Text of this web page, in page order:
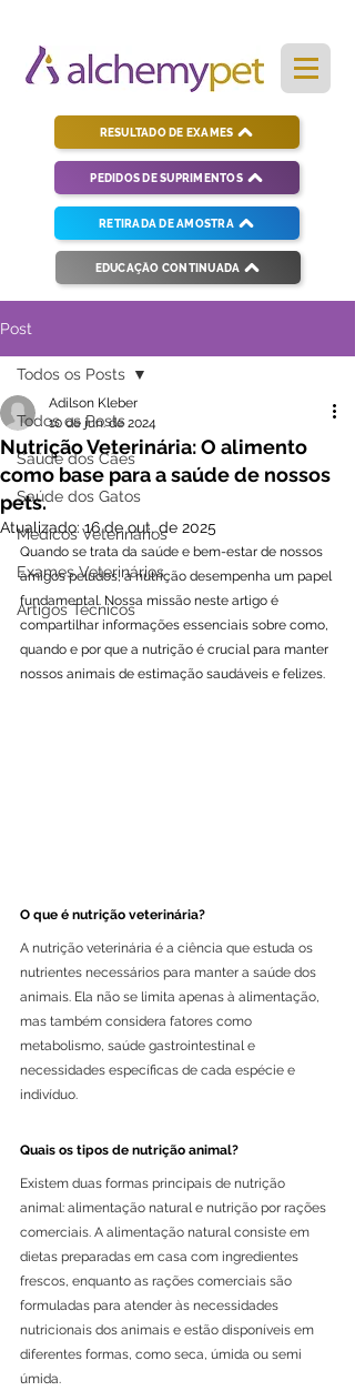
PEDIDOS DE SUPRIMENTOS
RESULTADO DE EXAMES
RETIRADA DE AMOSTRA
EDUCAÇÃO CONTINUADA
Post
Todos os Posts
Saúde dos Cães
Saúde dos Gatos
Médicos Veterinários
Exames Veterinários
Artigos Técnicos
Todos os Posts
Nutrição Veterinária: O alimento
como base para a saúde de nossos
pets.
Adilson Kleber
10 de jun. de 2024
Atualizado:16 de out. de 2025
Quando se trata da saúde e bem-estar de nossos
amigos peludos, a nutrição desempenha um papel
fundamental. Nossa missão neste artigo é
compartilhar informações essenciais sobre como,
quando e por que a nutrição é crucial para manter
nossos animais de estimação saudáveis e felizes.
O que é nutrição veterinária?
A nutrição veterinária é a ciência que estuda os
nutrientes necessários para manter a saúde dos
animais. Ela não se limita apenas à alimentação,
mas também considera fatores como
metabolismo, saúde gastrointestinal e
necessidades específicas de cada espécie e
indivíduo.
Quais os tipos de nutrição animal?
Existem duas formas principais de nutrição
animal: alimentação natural e nutrição por rações
comerciais. A alimentação natural consiste em
dietas preparadas em casa com ingredientes
frescos, enquanto as rações comerciais são
formuladas para atender às necessidades
nutricionais dos animais e estão disponíveis em
diferentes formas, como seca, úmida ou semi
úmida.